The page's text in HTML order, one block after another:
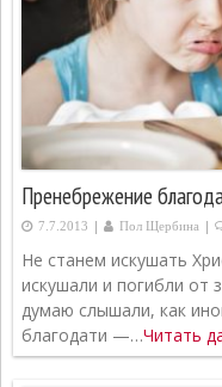
Пренебрежение
7.7.2013 | Пол Щербина |
Не станем искушать
искушали и погибли
думаю слышали, как
благодати —…Читать